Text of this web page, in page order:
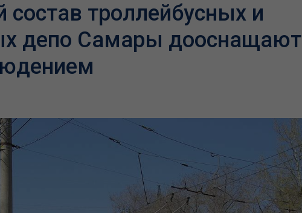
троллейбусных и
депо Самары дооснащают